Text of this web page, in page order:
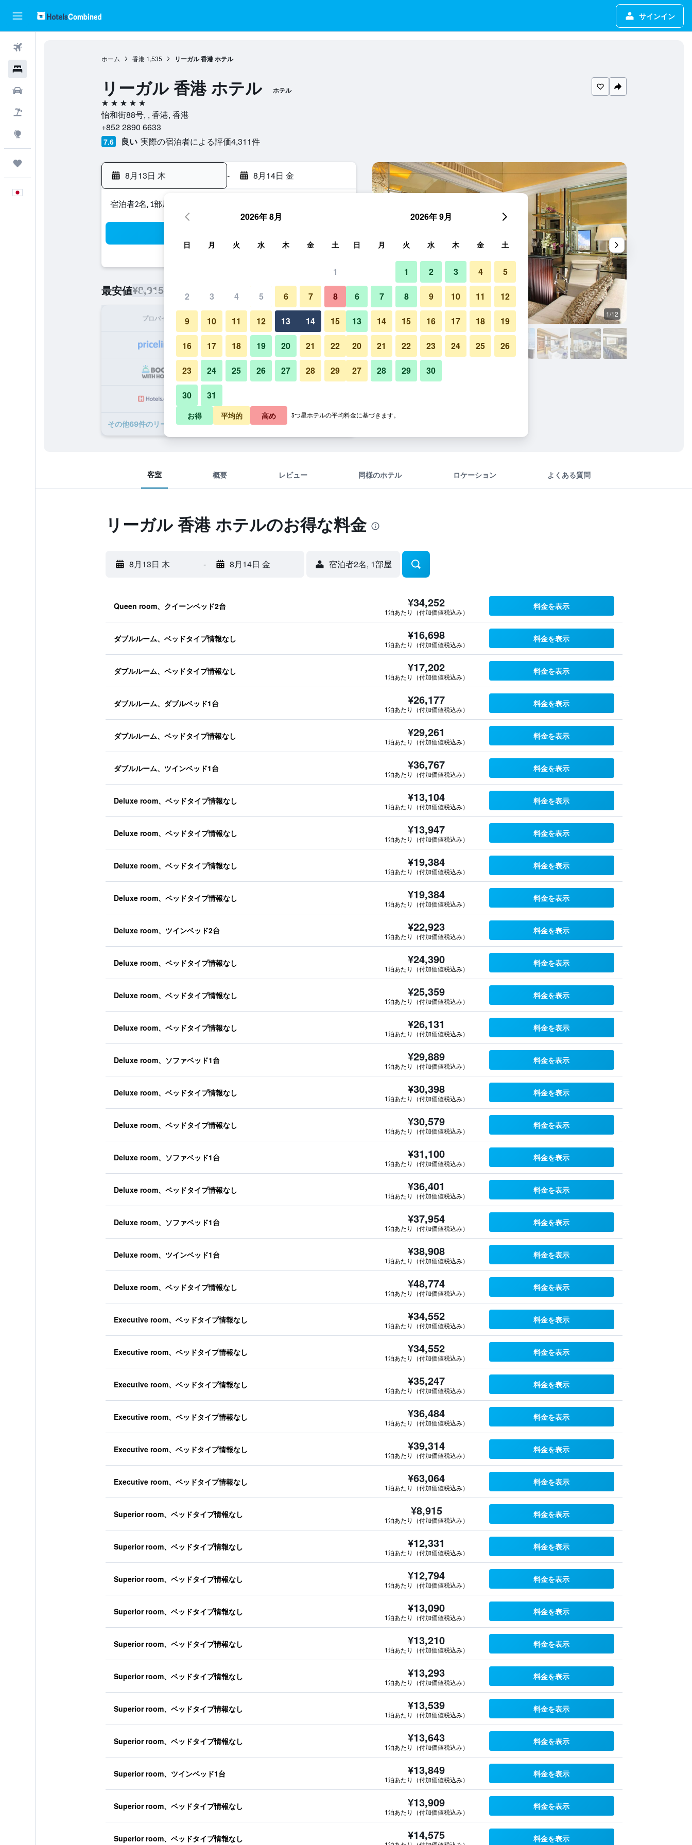
サインイン
ホーム 香港 1,535 リーガル 香港 ホテル
リーガル 香港 ホテル ホテル
5つ星
怡和街88号, , 香港, 香港
+852 2890 6633
7.6 良い 実際の宿泊者による評価4,311​件
8月13日 木 - 8月14日 金
宿泊者2名, 1​部屋
最安値¥8,915 1泊あたりの宿泊料金の最安値
プロバイダ 1泊あたり合計
¥8,915 プランを見る
¥12,331 プランを見る
​その他69​件のリーガル 香港 ホテルのオファー
ラウンジ 1/12
リーガル 香港 ホテルの写真
客室 概要 レビュー 同様のホテル ロケーション よくある質問
リーガル 香港 ホテルのお得な料金
8月13日 木 - 8月14日 金 宿泊者2名, 1​部屋
Queen room、クイーンベッド2台 ¥34,252
1泊あたり（付加価値税込み）
料金を表示
ダブルルーム、ベッドタイプ情報なし ¥16,698
1泊あたり（付加価値税込み）
料金を表示
ダブルルーム、ベッドタイプ情報なし ¥17,202
1泊あたり（付加価値税込み）
料金を表示
ダブルルーム、ダブルベッド1台 ¥26,177
1泊あたり（付加価値税込み）
料金を表示
ダブルルーム、ベッドタイプ情報なし ¥29,261
1泊あたり（付加価値税込み）
料金を表示
ダブルルーム、ツインベッド1台 ¥36,767
1泊あたり（付加価値税込み）
料金を表示
Deluxe room、ベッドタイプ情報なし ¥13,104
1泊あたり（付加価値税込み）
料金を表示
Deluxe room、ベッドタイプ情報なし ¥13,947
1泊あたり（付加価値税込み）
料金を表示
Deluxe room、ベッドタイプ情報なし ¥19,384
1泊あたり（付加価値税込み）
料金を表示
Deluxe room、ベッドタイプ情報なし ¥19,384
1泊あたり（付加価値税込み）
料金を表示
Deluxe room、ツインベッド2台 ¥22,923
1泊あたり（付加価値税込み）
料金を表示
Deluxe room、ベッドタイプ情報なし ¥24,390
1泊あたり（付加価値税込み）
料金を表示
Deluxe room、ベッドタイプ情報なし ¥25,359
1泊あたり（付加価値税込み）
料金を表示
Deluxe room、ベッドタイプ情報なし ¥26,131
1泊あたり（付加価値税込み）
料金を表示
Deluxe room、ソファベッド1台 ¥29,889
1泊あたり（付加価値税込み）
料金を表示
Deluxe room、ベッドタイプ情報なし ¥30,398
1泊あたり（付加価値税込み）
料金を表示
Deluxe room、ベッドタイプ情報なし ¥30,579
1泊あたり（付加価値税込み）
料金を表示
Deluxe room、ソファベッド1台 ¥31,100
1泊あたり（付加価値税込み）
料金を表示
Deluxe room、ベッドタイプ情報なし ¥36,401
1泊あたり（付加価値税込み）
料金を表示
Deluxe room、ソファベッド1台 ¥37,954
1泊あたり（付加価値税込み）
料金を表示
Deluxe room、ツインベッド1台 ¥38,908
1泊あたり（付加価値税込み）
料金を表示
Deluxe room、ベッドタイプ情報なし ¥48,774
1泊あたり（付加価値税込み）
料金を表示
Executive room、ベッドタイプ情報なし ¥34,552
1泊あたり（付加価値税込み）
料金を表示
Executive room、ベッドタイプ情報なし ¥34,552
1泊あたり（付加価値税込み）
料金を表示
Executive room、ベッドタイプ情報なし ¥35,247
1泊あたり（付加価値税込み）
料金を表示
Executive room、ベッドタイプ情報なし ¥36,484
1泊あたり（付加価値税込み）
料金を表示
Executive room、ベッドタイプ情報なし ¥39,314
1泊あたり（付加価値税込み）
料金を表示
Executive room、ベッドタイプ情報なし ¥63,064
1泊あたり（付加価値税込み）
料金を表示
Superior room、ベッドタイプ情報なし ¥8,915
1泊あたり（付加価値税込み）
料金を表示
Superior room、ベッドタイプ情報なし ¥12,331
1泊あたり（付加価値税込み）
料金を表示
Superior room、ベッドタイプ情報なし ¥12,794
1泊あたり（付加価値税込み）
料金を表示
Superior room、ベッドタイプ情報なし ¥13,090
1泊あたり（付加価値税込み）
料金を表示
Superior room、ベッドタイプ情報なし ¥13,210
1泊あたり（付加価値税込み）
料金を表示
Superior room、ベッドタイプ情報なし ¥13,293
1泊あたり（付加価値税込み）
料金を表示
Superior room、ベッドタイプ情報なし ¥13,539
1泊あたり（付加価値税込み）
料金を表示
Superior room、ベッドタイプ情報なし ¥13,643
1泊あたり（付加価値税込み）
料金を表示
Superior room、ツインベッド1台 ¥13,849
1泊あたり（付加価値税込み）
料金を表示
Superior room、ベッドタイプ情報なし ¥13,909
1泊あたり（付加価値税込み）
料金を表示
Superior room、ベッドタイプ情報なし ¥14,575 料金を表示
2026年 8月
日 月 火 水 木 金 土
1
2 3 4 5 6 7 8
9 10 11 12 13 14 15
16 17 18 19 20 21 22
23 24 25 26 27 28 29
30 31
2026年 9月
日 月 火 水 木 金 土
1 2 3 4 5
6 7 8 9 10 11 12
13 14 15 16 17 18 19
20 21 22 23 24 25 26
27 28 29 30
お得 平均的 高め 3つ星ホテルの平均料金に基づきます。